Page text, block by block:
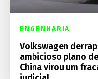
ENGENHARIA
Volkswagen
ambicioso plano
China virou um